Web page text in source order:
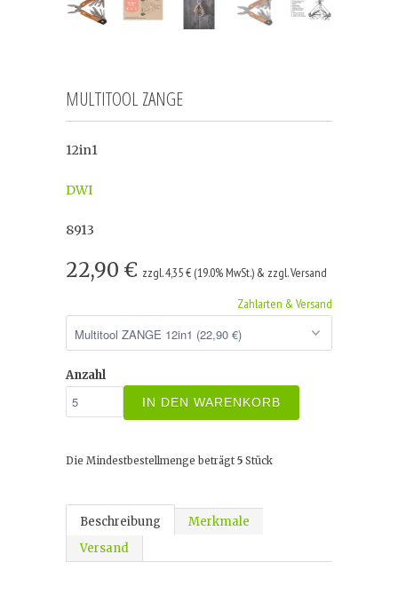
MULTITOOL ZANGE
12in1
DWI
8913
22,90 € zzgl. 4,35 € (19.0% MwSt.) & zzgl. Versand
Zahlarten & Versand
Anzahl
IN DEN WARENKORB
Die Mindestbestellmenge beträgt 5 Stück
Beschreibung
Merkmale
Versand